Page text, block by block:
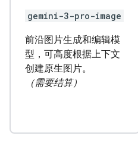
gemini-3-pro-image
前沿图片生成和编辑模
型，可高度根据上下文
创建原生图片。
（需要结算）